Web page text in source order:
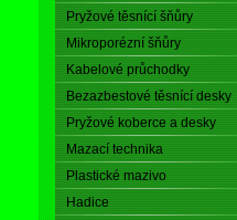
Pryžové těsnící šňůry
Mikroporézní šňůry
Kabelové průchodky
Bezazbestové těsnící desky
Pryžové koberce a desky
Mazací technika
Plastické mazivo
Hadice